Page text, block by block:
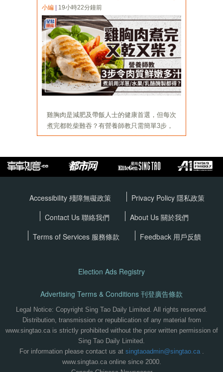
Accessibility 殘障無礙政策 Privacy Policy 隱私政策
Contact Us 聯絡我們
About Us 關於我們
Terms of Services 服務條款 Feedback 用戶反饋
Election Ads Registry
Advertising Terms & Conditions 刊登廣告條款
Legal Notice: Copyright Sing Tao Daily Limited. All rights reserved.
Distribution, transmission or republication of any material from
www.singtao.ca is strictly prohibited without the prior written permission of
Sing Tao Daily Limited.
For information please contact us at singtaoadmin@singtao.ca.
www.singtao.ca online since 2000.